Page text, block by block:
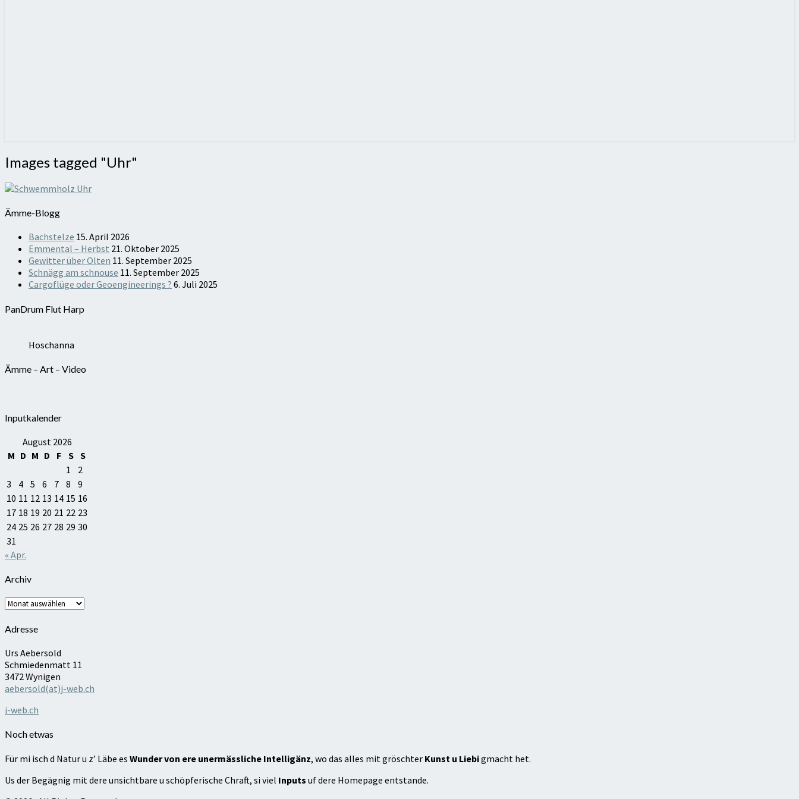
Images
tagged
"Uhr"
Images tagged "Uhr"
Ämme-Blogg
Bachstelze 15. April 2026
Emmental – Herbst 21. Oktober 2025
Gewitter über Olten 11. September 2025
Schnägg am schnouse 11. September 2025
Cargoflüge oder Geoengineerings ? 6. Juli 2025
PanDrum Flut Harp
Hoschanna
Ämme – Art – Video
Inputkalender
August 2026
M D M D F S S
1
2
3
4 5 6 7 8
9
10 11 12 13 14 15 16
17 18 19 20 21 22 23
24 25 26 27 28 29 30
31
« Apr.
Archiv
Archiv
Adresse
Urs Aebersold
Schmiedenmatt 11
3472 Wynigen
aebersold(at)j-web.ch
j-web.ch
Noch etwas
Für mi isch d Natur u z’ Läbe es Wunder von ere unermässliche Intelligänz, wo das alles mit gröschter Kunst u Liebigmacht het.
Us der Begägnig mit dere unsichtbare u schöpferische Chraft, si viel Inputs uf dere Homepage entstande.